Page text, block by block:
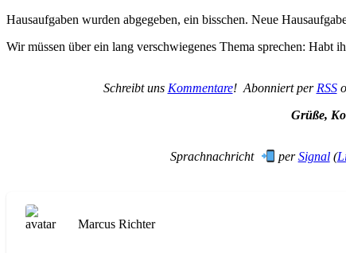
Hausaufgaben wurden abgegeben, ein bisschen. Neue
Wir müssen über ein lang verschwiegenes Thema sprechen:
Schreibt uns Kommentare! Abonniert per RSS
Grüße,
Sprachnachricht
perSignal(
Marcus Richter